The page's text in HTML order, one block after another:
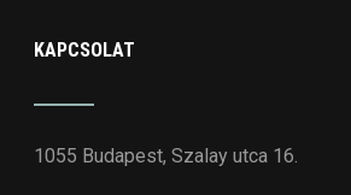
KAPCSOLAT
1055 Budapest, Szalay utca 16.